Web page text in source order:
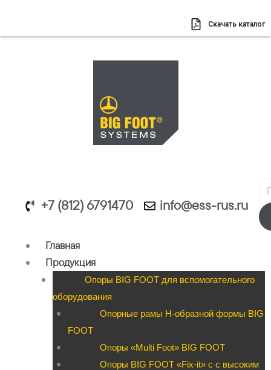
содержимому
Скачать каталог
+7 (812) 6791470 info@ess-rus.ru
Главная
Продукция
Опоры BIG FOOT для вспомогательного
оборудования
Опорные рамы H-образной формы BIG
FOOT
Опоры «Multi Foot» BIG FOOT
Опоры BIG FOOT «Fix-it» c с высоким